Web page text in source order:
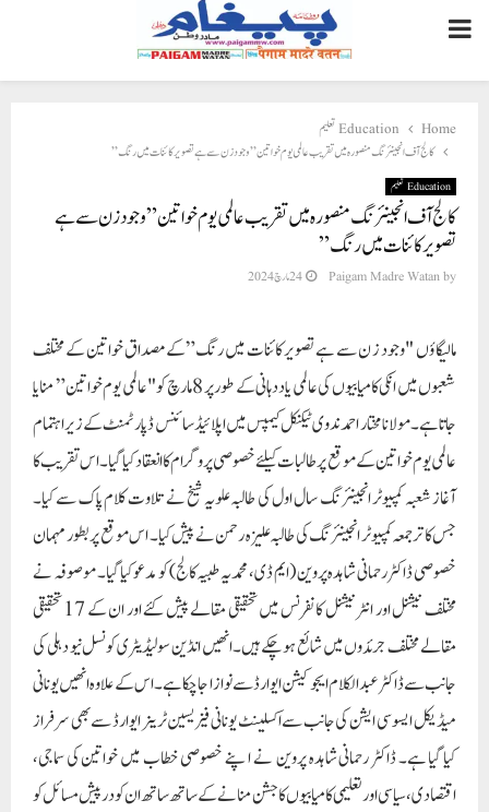
PRIMARY
MENU
Home
Education تعلیم
کالج آف انجینئرنگ منصورہ میں تقریب عالمی یوم خواتین ” وجود ز ن سے ہے تصویر کائنات میں رنگ”
Education تعلیم
کالج آف انجینئرنگ منصورہ میں تقریب عالمی یوم خواتین ” وجود ز ن سے ہے
تصویر کائنات میں رنگ”
by
Paigam Madre Watan 24 مارچ 2024
مالیگاؤں "وجود ز ن سے ہے تصویر کائنات میں رنگ”کے مصداق خواتین کے مختلف
شعبوں میں انکی کامیابیوں کی عالمی یاددہانی کے طور پر 8 مارچ کو "عالمی یوم خواتین” منایا
جاتا ہے۔ مولانا مختار احمد ندوی ٹیکنیکل کیمپس میں اپلائیڈ سائنس ڈپارٹمنٹ کے زیر اہتمام
عالمی یوم خواتین کے موقع پر طالبات کیلئے خصوصی پروگرام کا انعقاد کیا گیا۔ اس تقریب کا
آغاز شعبہ کمپیوٹر انجینئرنگ سال اول کی طالبہ علویہ شیخ نے تلاوت کلام پاک سے کیا۔
جس کا ترجمعہ کمپیوٹر انجینئرنگ کی طالبہ علیزہ رحمن نے پیش کیا۔ اس موقع پر بطور مہمان
خصوصی ڈاکٹر رحمانی شاہدہ پروین ( ایم ڈی، محمدیہ طبیہ کالج) کو مدعو کیا گیا ۔ موصوفہ نے
مختلف نیشنل اور انٹر نیشنل کانفرنس میں تحقیقی مقالے پیش کئے اور ان کے 17 تحقیقی
مقالے مختلف جرئدوں میں شائع ہوچکے ہیں۔ انھیں انڈین سولیڈیٹری کونسل نیو دہلی کی
جانب سے ڈاکٹر عبدالکلام ایجوکیشن ایوارڈ سے نوازا جاچکا ہے۔ اس کے علاوہ انھیں یونانی
میڈیکل ایسو سی ایشن کی جانب سے اکسلینٹ یونانی فیزیسین ٹرینر ایوارڈ سے بھی سرفراز
کیا گیا ہے۔ ڈاکٹر رحمانی شاہدہ پروین نے ا پنے خصوصی خطاب میں خواتین کی سماجی،
اقتصادی، سیاسی اور تعلیمی کامیابیوں کا جشن منانے کے ساتھ ساتھ ان کو درپیش مسائل کو